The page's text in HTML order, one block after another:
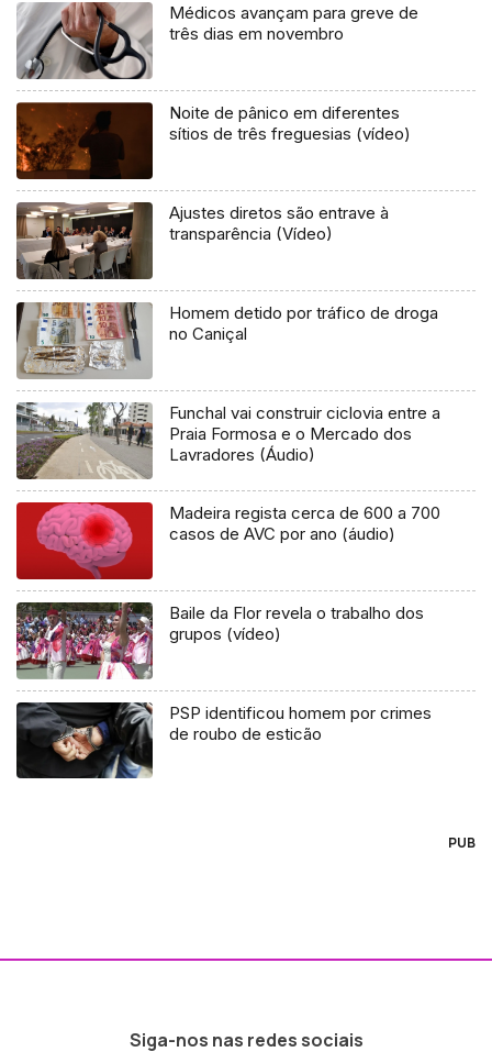
Médicos avançam para greve de
três dias em novembro
Noite de pânico em diferentes
sítios de três freguesias (vídeo)
Ajustes diretos são entrave à
transparência (Vídeo)
Homem detido por tráfico de droga
no Caniçal
Funchal vai construir ciclovia entre a
Praia Formosa e o Mercado dos
Lavradores (Áudio)
Madeira regista cerca de 600 a 700
casos de AVC por ano (áudio)
Baile da Flor revela o trabalho dos
grupos (vídeo)
PSP identificou homem por crimes
de roubo de esticão
PUB
Siga-nos nas redes sociais